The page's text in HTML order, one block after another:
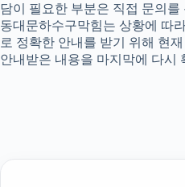
담이 필요한 부분은 직접 문의
동대문하수구막힘는 상황에 따
로 정확한 안내를 받기 위해 현
안내받은 내용을 마지막에 다시